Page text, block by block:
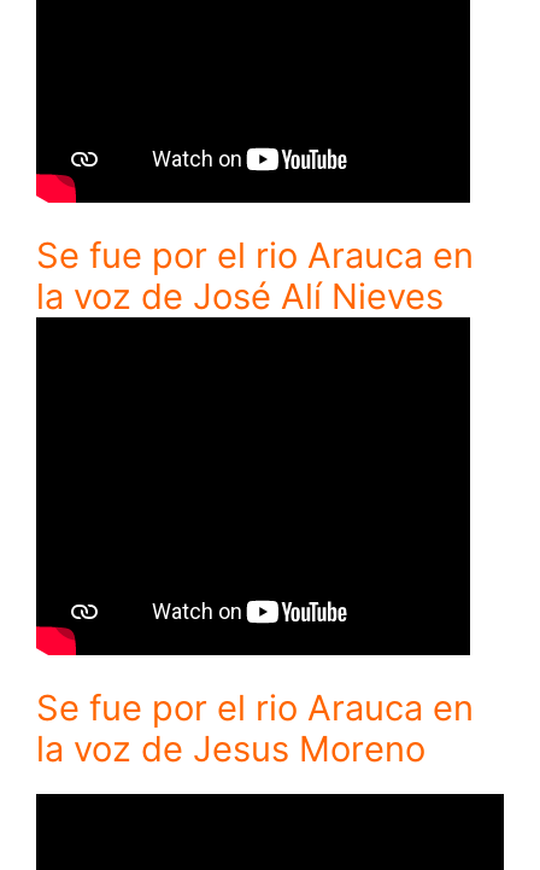
Se fue por el rio Arauca en
la voz de José Alí Nieves
Se fue por el rio Arauca en
la voz de Jesus Moreno